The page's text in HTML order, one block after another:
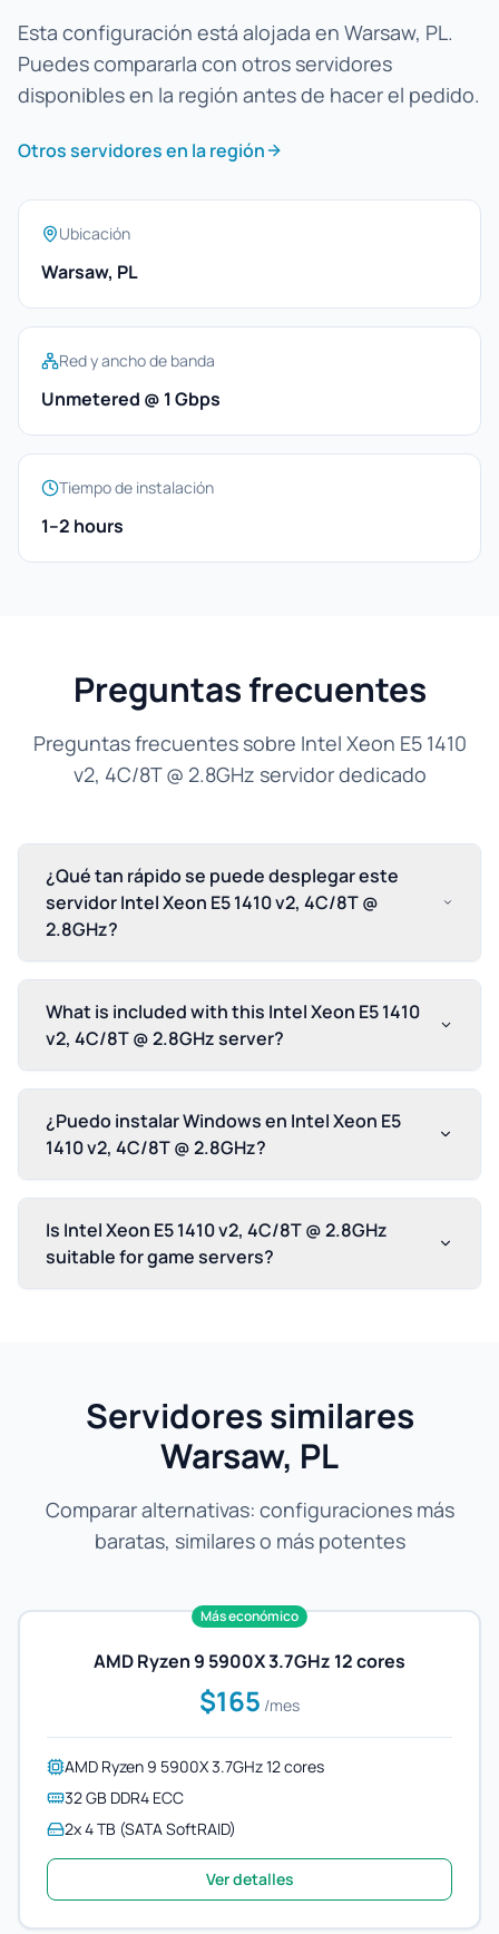
Esta configuración está alojada en Warsaw, PL.
Puedes compararla con otros servidores
disponibles en la región antes de hacer el pedido.
Otros servidores en la región
Ubicación
Warsaw, PL
Red y ancho de banda
Unmetered @ 1 Gbps
Tiempo de instalación
1–2 hours
Preguntas frecuentes
Preguntas frecuentes sobre Intel Xeon E5 1410
v2, 4C/8T @ 2.8GHz servidor dedicado
¿Qué tan rápido se puede desplegar este
servidor Intel Xeon E5 1410 v2, 4C/8T @
2.8GHz?
What is included with this Intel Xeon E5 1410
v2, 4C/8T @ 2.8GHz server?
¿Puedo instalar Windows en Intel Xeon E5
1410 v2, 4C/8T @ 2.8GHz?
Is Intel Xeon E5 1410 v2, 4C/8T @ 2.8GHz
suitable for game servers?
Servidores similares
Warsaw, PL
Comparar alternativas: configuraciones más
baratas, similares o más potentes
Más económico
AMD Ryzen 9 5900X 3.7GHz 12 cores
$165 /mes
AMD Ryzen 9 5900X 3.7GHz 12 cores
32 GB DDR4 ECC
2x 4 TB (SATA SoftRAID)
Ver detalles